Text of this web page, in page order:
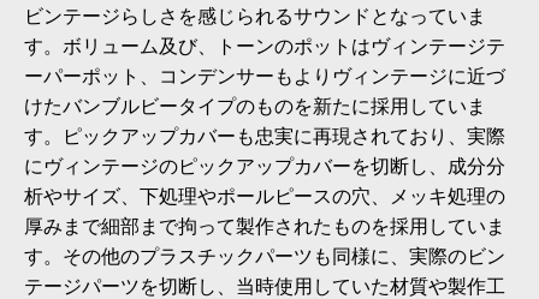
ビンテージらしさを感じられるサウンドとなっていま
す。ボリューム及び、トーンのポットはヴィンテージテ
ーパーポット、コンデンサーもよりヴィンテージに近づ
けたバンブルビータイプのものを新たに採用していま
す。ピックアップカバーも忠実に再現されており、実際
にヴィンテージのピックアップカバーを切断し、成分分
析やサイズ、下処理やポールピースの穴、メッキ処理の
厚みまで細部まで拘って製作されたものを採用していま
す。その他のプラスチックパーツも同様に、実際のビン
テージパーツを切断し、当時使用していた材質や製作工